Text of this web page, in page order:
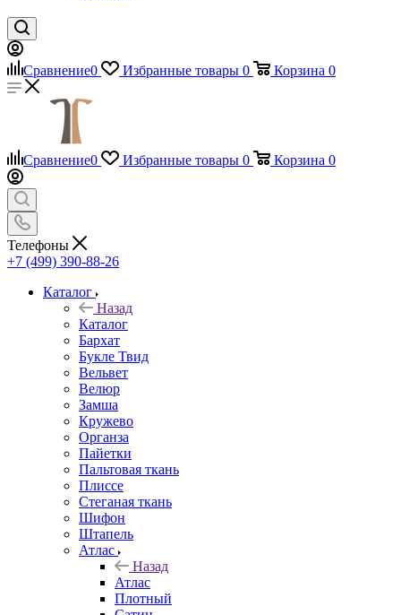
Сравнение0 Избранные товары 0 Корзина 0
Сравнение0 Избранные товары 0 Корзина 0
Телефоны
+7 (499) 390-88-26
Каталог
Назад
Каталог
Бархат
Букле Твид
Вельвет
Велюр
Замша
Кружево
Органза
Пайетки
Пальтовая ткань
Плиссе
Стеганая ткань
Шифон
Штапель
Атлас
Назад
Атлас
Плотный